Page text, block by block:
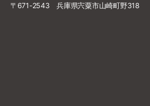
〒671-2543 兵庫県宍粟市山崎町野318